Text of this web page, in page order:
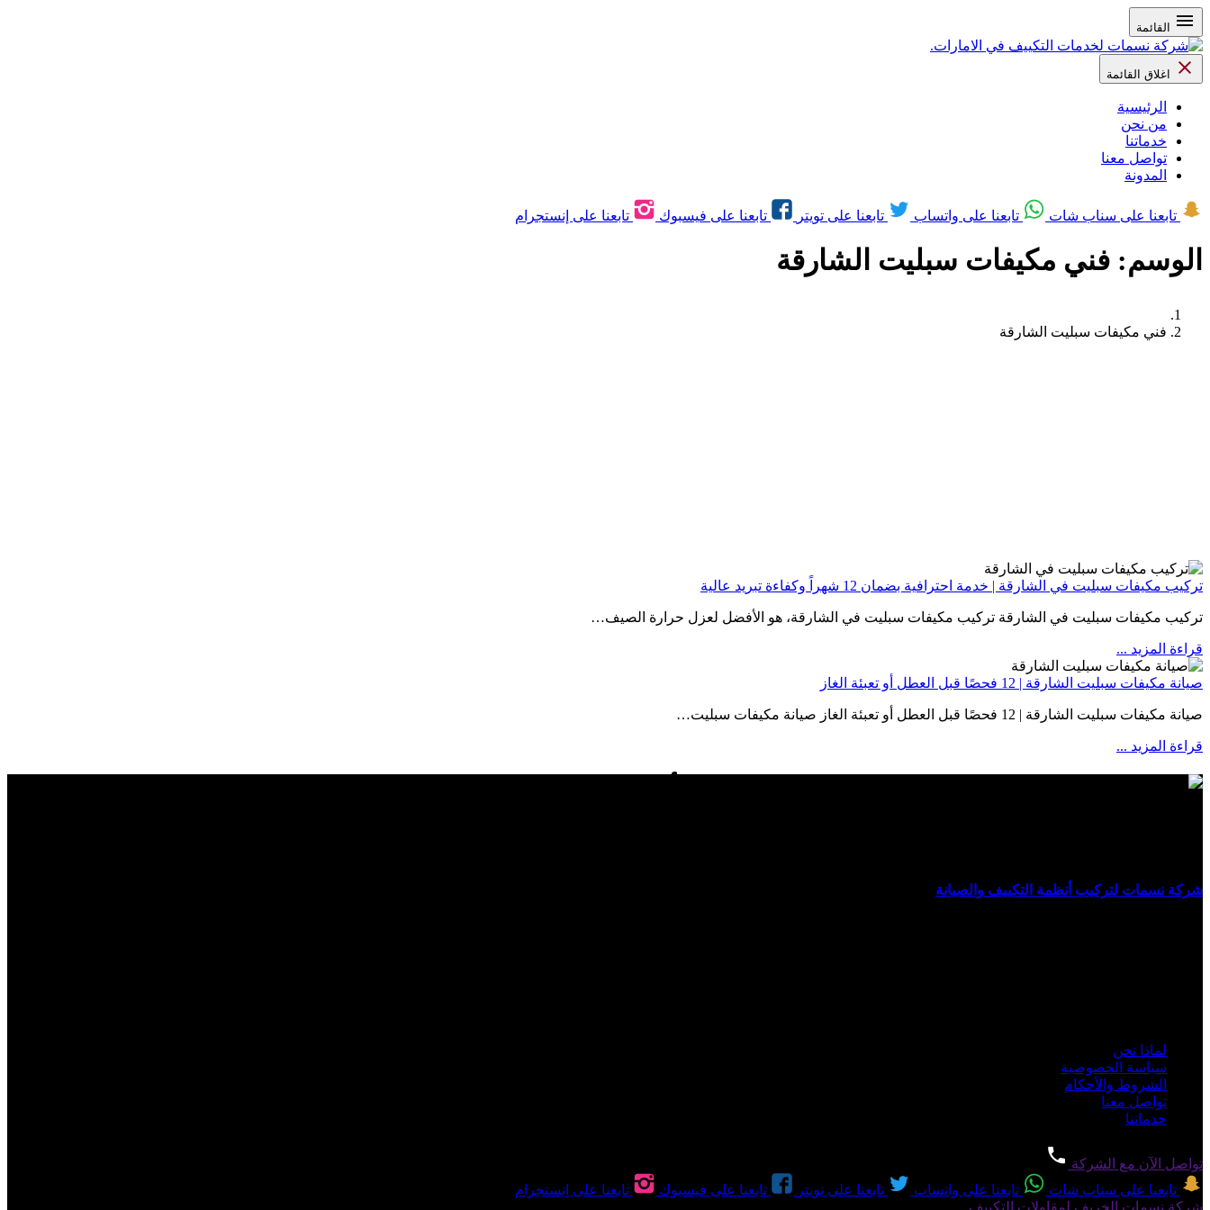
القائمة
اغلاق القائمة
الرئيسية
من نحن
خدماتنا
تواصل معنا
المدونة
تابعنا على سناب شات تابعنا على واتساب تابعنا على تويتر تابعنا على فيسبوك تابعنا على إنستجرام
الوسم: فني مكيفات سبليت الشارقة
فني مكيفات سبليت الشارقة
تركيب مكيفات سبليت في الشارقة | خدمة احترافية بضمان 12 شهراً وكفاءة تبريد عالية
تركيب مكيفات سبليت في الشارقة تركيب مكيفات سبليت في الشارقة، هو الأفضل لعزل حرارة الصيف…
قراءة المزيد ...
صيانة مكيفات سبليت الشارقة | 12 فحصًا قبل العطل أو تعبئة الغاز
صيانة مكيفات سبليت الشارقة | 12 فحصًا قبل العطل أو تعبئة الغاز صيانة مكيفات سبليت…
قراءة المزيد ...
شركة نسمات لتركيب أنظمة التكييف والصيانة
لماذا نحن
سياسة الخصوصية
الشروط والأحكام
تواصل معنا
خدماتنا
تواصل الآن مع الشركة
تابعنا على سناب شات
تابعنا على واتساب تابعنا على تويتر تابعنا على فيسبوك
تابعنا على إنستجرام
شركة نسمات الخريف لمقاولات التكييف